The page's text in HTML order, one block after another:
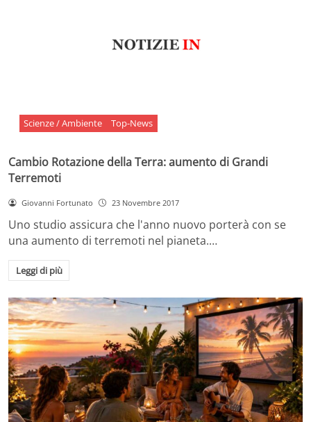
Scienze / Ambiente Top-News
Cambio Rotazione della Terra: aumento di Grandi
Terremoti
Giovanni Fortunato 23 Novembre 2017
Uno studio assicura che l'anno nuovo porterà con se
una aumento di terremoti nel pianeta.…
Leggi di più